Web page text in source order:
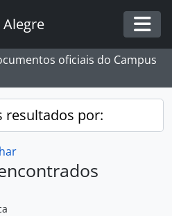
Alegre
oficiais do Campus
resultados por: